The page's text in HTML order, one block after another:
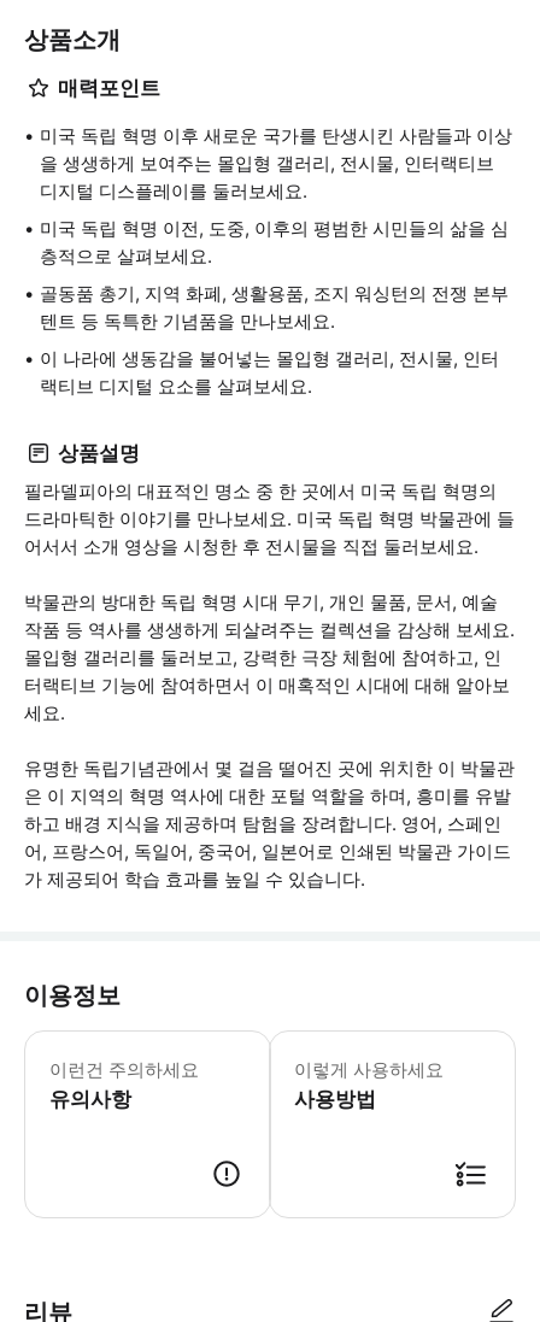
상품소개
매력포인트
미국 독립 혁명 이후 새로운 국가를 탄생시킨 사람들과 이상
을 생생하게 보여주는 몰입형 갤러리, 전시물, 인터랙티브
디지털 디스플레이를 둘러보세요.
미국 독립 혁명 이전, 도중, 이후의 평범한 시민들의 삶을 심
층적으로 살펴보세요.
골동품 총기, 지역 화폐, 생활용품, 조지 워싱턴의 전쟁 본부
텐트 등 독특한 기념품을 만나보세요.
이 나라에 생동감을 불어넣는 몰입형 갤러리, 전시물, 인터
랙티브 디지털 요소를 살펴보세요.
상품설명
필라델피아의 대표적인 명소 중 한 곳에서 미국 독립 혁명의
드라마틱한 이야기를 만나보세요. 미국 독립 혁명 박물관에 들
어서서 소개 영상을 시청한 후 전시물을 직접 둘러보세요.
박물관의 방대한 독립 혁명 시대 무기, 개인 물품, 문서, 예술
작품 등 역사를 생생하게 되살려주는 컬렉션을 감상해 보세요.
몰입형 갤러리를 둘러보고, 강력한 극장 체험에 참여하고, 인
터랙티브 기능에 참여하면서 이 매혹적인 시대에 대해 알아보
세요.
유명한 독립기념관에서 몇 걸음 떨어진 곳에 위치한 이 박물관
은 이 지역의 혁명 역사에 대한 포털 역할을 하며, 흥미를 유발
하고 배경 지식을 제공하며 탐험을 장려합니다. 영어, 스페인
어, 프랑스어, 독일어, 중국어, 일본어로 인쇄된 박물관 가이드
가 제공되어 학습 효과를 높일 수 있습니다.
이용정보
이런건 주의하세요
유의사항
영어, 스페인어, 중국어, 프랑스어, 독
이렇게 사용하세요
사용방법
리뷰